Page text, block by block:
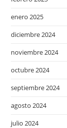
enero 2025
diciembre 2024
noviembre 2024
octubre 2024
septiembre 2024
agosto 2024
julio 2024